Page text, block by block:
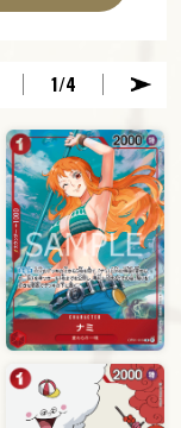
1/4